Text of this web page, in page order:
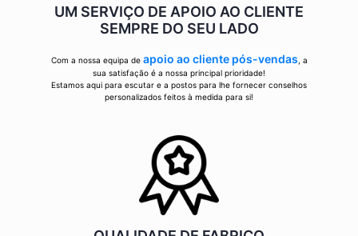
UM SERVIÇO DE APOIO AO CLIENTE
SEMPRE DO SEU LADO
Com a nossa equipa de apoio ao cliente pós-vendas , a
sua satisfação é a nossa principal prioridade!
Estamos aqui para escutar e a postos para lhe fornecer conselhos
personalizados feitos à medida para si!